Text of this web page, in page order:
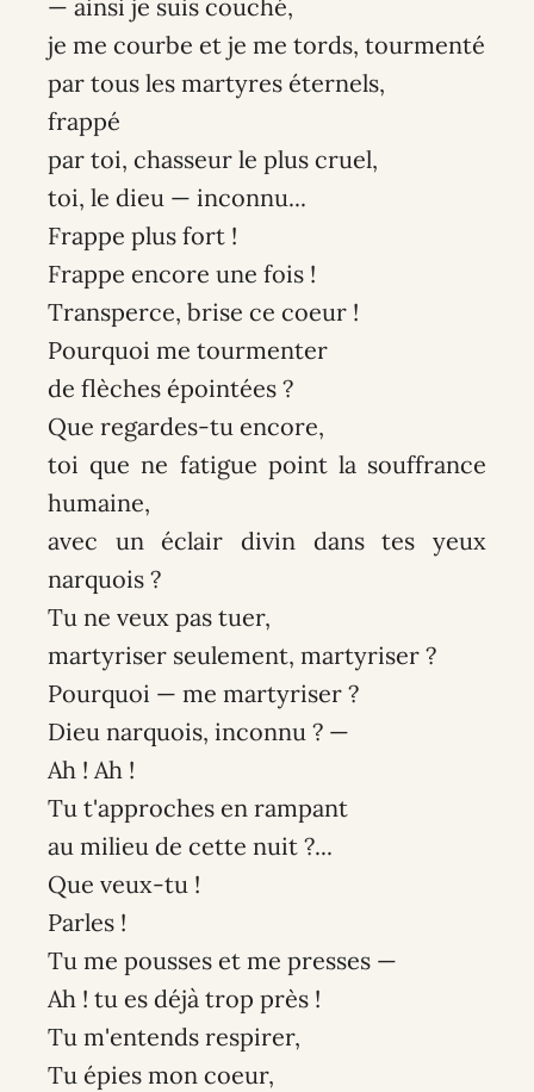
— ainsi je suis couché,
je me courbe et je me tords, tourmenté
par tous les martyres éternels,
frappé
par toi, chasseur le plus cruel,
toi, le dieu — inconnu...
Frappe plus fort !
Frappe encore une fois !
Transperce, brise ce coeur !
Pourquoi me tourmenter
de flèches épointées ?
Que regardes-tu encore,
toi que ne fatigue point la souffrance
humaine,
avec un éclair divin dans tes yeux
narquois ?
Tu ne veux pas tuer,
martyriser seulement, martyriser ?
Pourquoi — me martyriser ?
Dieu narquois, inconnu ? —
Ah ! Ah !
Tu t'approches en rampant
au milieu de cette nuit ?...
Que veux-tu !
Parles !
Tu me pousses et me presses —
Ah ! tu es déjà trop près !
Tu m'entends respirer,
Tu épies mon coeur,